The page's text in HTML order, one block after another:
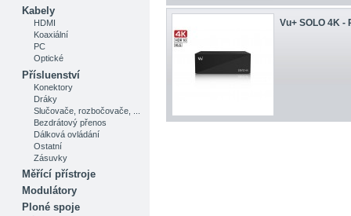
Kabely
HDMI
Koaxiální
PC
Optické
Přísluenství
Konektory
Dráky
Slučovače, rozbočovače, ...
Bezdrátový přenos
Dálková ovládání
Ostatní
Zásuvky
Měřící přístroje
Modulátory
Ploné spoje
Vu+ SOLO 4K -